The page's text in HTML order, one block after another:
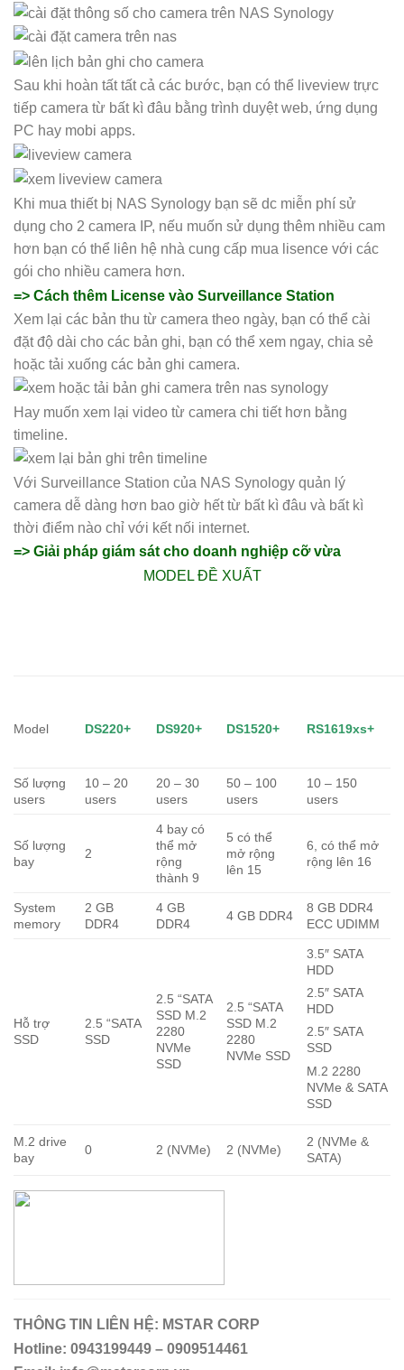
Sau khi hoàn tất tất cả các bước, bạn có thể liveview trực
tiếp camera từ bất kì đâu bằng trình duyệt web, ứng dụng
PC hay mobi apps.
Khi mua thiết bị NAS Synology bạn sẽ dc miễn phí sử
dụng cho 2 camera IP, nếu muốn sử dụng thêm nhiều cam
hơn bạn có thể liên hệ nhà cung cấp mua lisence với các
gói cho nhiều camera hơn.
=> Cách thêm License vào Surveillance Station
Xem lại các bản thu từ camera theo ngày, bạn có thể cài
đặt độ dài cho các bản ghi, bạn có thể xem ngay, chia sẻ
hoặc tải xuống các bản ghi camera.
Hay muốn xem lại video từ camera chi tiết hơn bằng
timeline.
Với Surveillance Station của NAS Synology quản lý
camera dễ dàng hơn bao giờ hết từ bất kì đâu và bất kì
thời điểm nào chỉ với kết nối internet.
=> Giải pháp giám sát cho doanh nghiệp cỡ vừa
MODEL ĐỀ XUẤT
Model DS220+ DS920+ DS1520+ RS1619xs+
Số lượng
users
10 – 20
users
20 – 30
users
50 – 100
users
10 – 150
users
Số lượng
bay
2
4 bay có
thể mở
rộng
thành 9
5 có thể
mở rộng
lên 15
6, có thể mở
rộng lên 16
System
memory
2 GB
DDR4
4 GB
DDR4
4 GB DDR4
8 GB DDR4
ECC UDIMM
Hỗ trợ
SSD
2.5 “SATA
SSD
2.5 “SATA
SSD M.2
2280
NVMe
SSD
2.5 “SATA
SSD M.2
2280
NVMe SSD
3.5″ SATA
HDD
2.5″ SATA
HDD
2.5″ SATA
SSD
M.2 2280
NVMe & SATA
SSD
M.2 drive
bay
0 2 (NVMe) 2 (NVMe)
2 (NVMe &
SATA)
THÔNG TIN LIÊN HỆ: MSTAR CORP
Hotline: 0943199449 – 0909514461